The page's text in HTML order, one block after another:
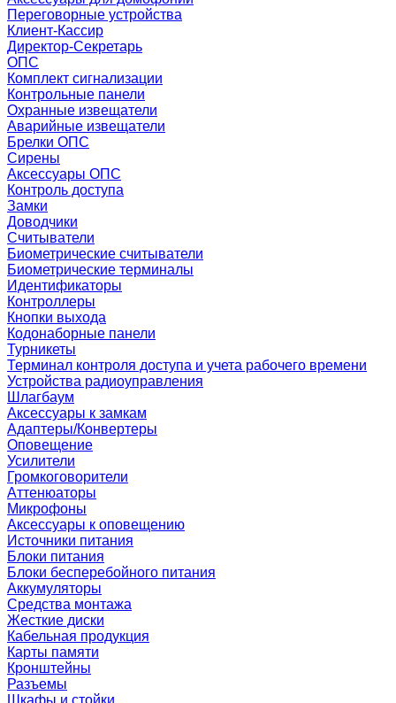
Переговорные устройства
Клиент-Кассир
Директор-Секретарь
ОПС
Комплект сигнализации
Контрольные панели
Охранные извещатели
Аварийные извещатели
Брелки ОПС
Сирены
Аксессуары ОПС
Контроль доступа
Замки
Доводчики
Считыватели
Биометрические считыватели
Биометрические терминалы
Идентификаторы
Контроллеры
Кнопки выхода
Кодонаборные панели
Турникеты
Терминал контроля доступа и учета рабочего времени
Устройства радиоуправления
Шлагбаум
Аксессуары к замкам
Адаптеры/Конвертеры
Оповещение
Усилители
Громкоговорители
Аттенюаторы
Микрофоны
Аксессуары к оповещению
Источники питания
Блоки питания
Блоки бесперебойного питания
Аккумуляторы
Средства монтажа
Жесткие диски
Кабельная продукция
Карты памяти
Кронштейны
Разъемы
Шкафы и стойки